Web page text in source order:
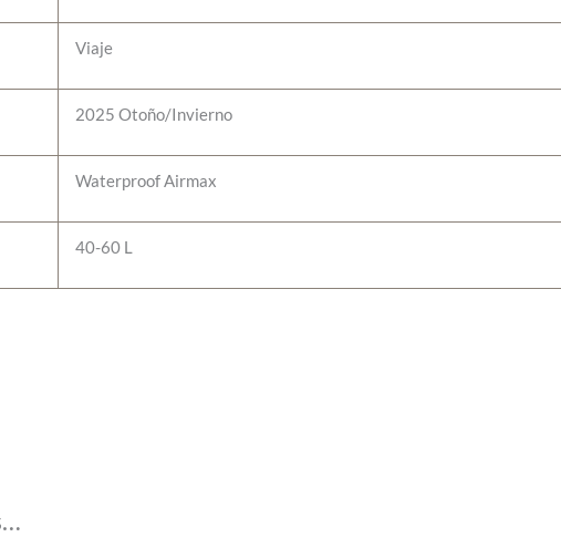
Viaje
2025 Otoño/Invierno
Waterproof Airmax
40-60 L